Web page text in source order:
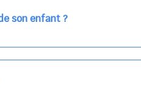
son enfant ?
plannings au mieux.
l’avance.